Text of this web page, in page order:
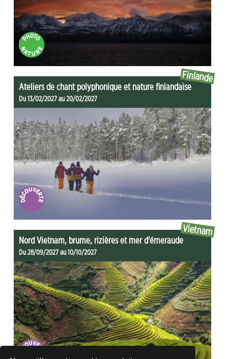
Ateliers de chant polyphonique et nature finlandaise
Finlande
Du 13/02/2027 au 20/02/2027
Nord Vietnam, brume, rizières et mer d'émeraude
Vietnam
Du 28/09/2027 au 10/10/2027